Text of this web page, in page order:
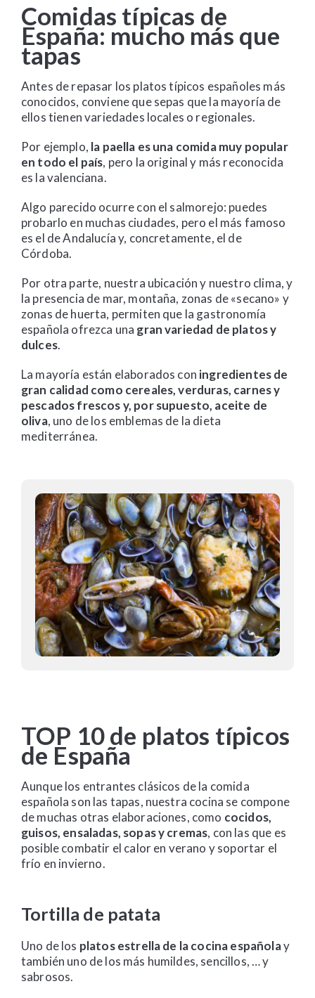
Comidas típicas de
España: mucho más que
tapas
Antes de repasar los platos típicos españoles más
conocidos, conviene que sepas que la mayoría de
ellos tienen variedades locales o regionales.
Por ejemplo, la paella es una comida muy popular
en todo el país, pero la original y más reconocida
es la valenciana.
Algo parecido ocurre con el salmorejo: puedes
probarlo en muchas ciudades, pero el más famoso
es el de Andalucía y, concretamente, el de
Córdoba.
Por otra parte, nuestra ubicación y nuestro clima, y
la presencia de mar, montaña, zonas de «secano» y
zonas de huerta, permiten que la gastronomía
española ofrezca una gran variedad de platos y
dulces.
La mayoría están elaborados con ingredientes de
gran calidad como cereales, verduras, carnes y
pescados frescos y, por supuesto, aceite de
oliva, uno de los emblemas de la dieta
mediterránea.
TOP 10 de platos típicos
de España
Aunque los entrantes clásicos de la comida
española son las tapas, nuestra cocina se compone
de muchas otras elaboraciones, como cocidos,
guisos, ensaladas, sopas y cremas, con las que es
posible combatir el calor en verano y soportar el
frío en invierno.
Tortilla de patata
Uno de los platos estrella de la cocina españolay
también uno de los más humildes, sencillos, … y
sabrosos.